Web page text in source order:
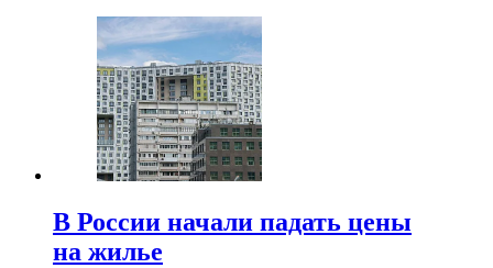
В России начали падать цены
на жилье